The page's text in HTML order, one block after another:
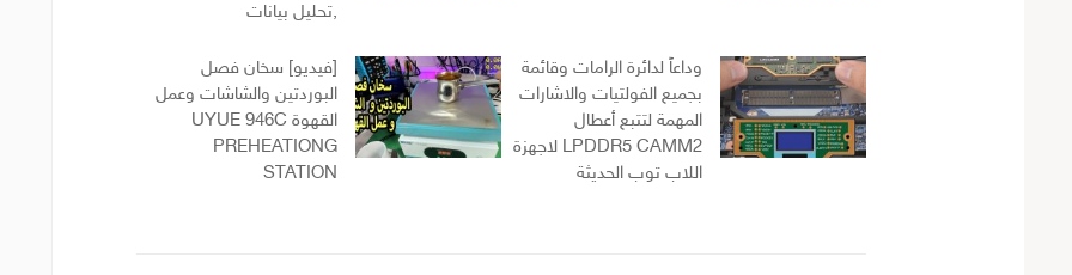
,تحليل بيانات
وداعاً لدائرة الرامات وقائمة
بجميع الفولتيات والاشارات
المهمة لتتبع أعطال
LPDDR5 CAMM2 لاجهزة
اللاب توب الحديثة
[فيديو] سخان فصل
البوردتين والشاشات وعمل
القهوة UYUE 946C
PREHEATIONG
STATION